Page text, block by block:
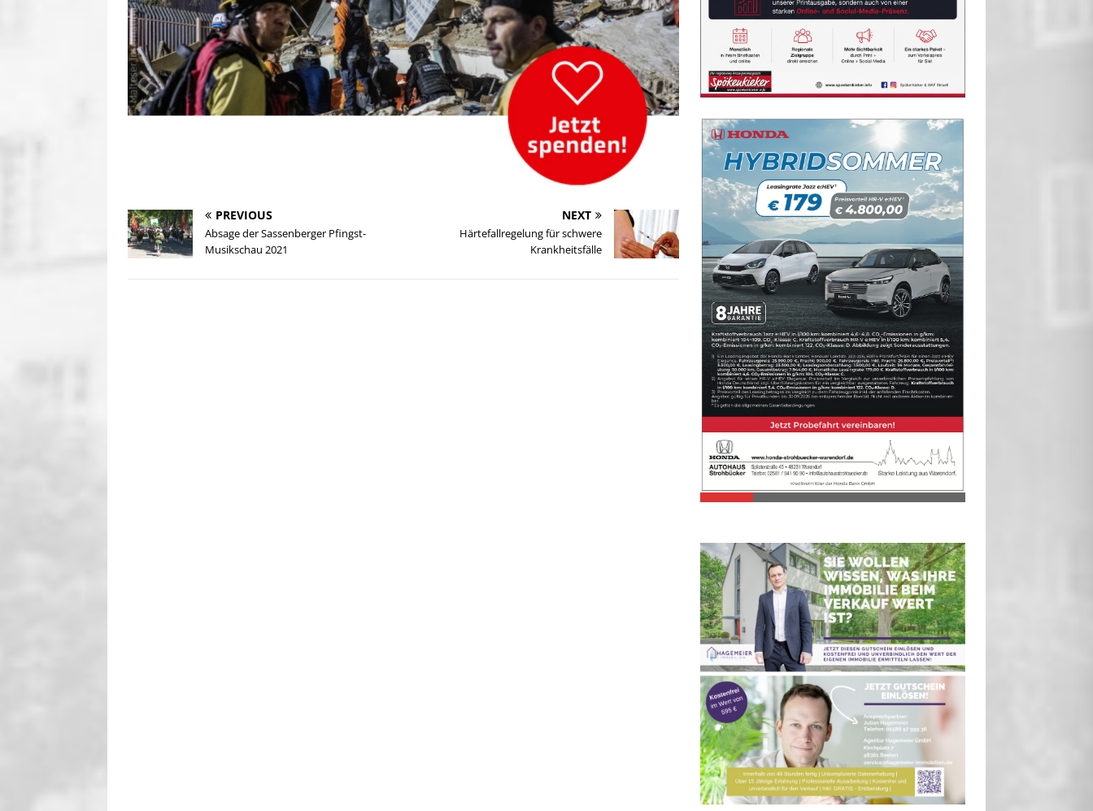
PREVIOUS
Absage der Sassenberger Pfingst-
Musikschau 2021
NEXT
Härtefallregelung für schwere
Krankheitsfälle